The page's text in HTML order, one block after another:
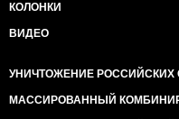
КОЛОНКИ
ВИДЕО
УНИЧТОЖЕНИЕ РОССИЙСКИХ
МАССИРОВАННЫЙ